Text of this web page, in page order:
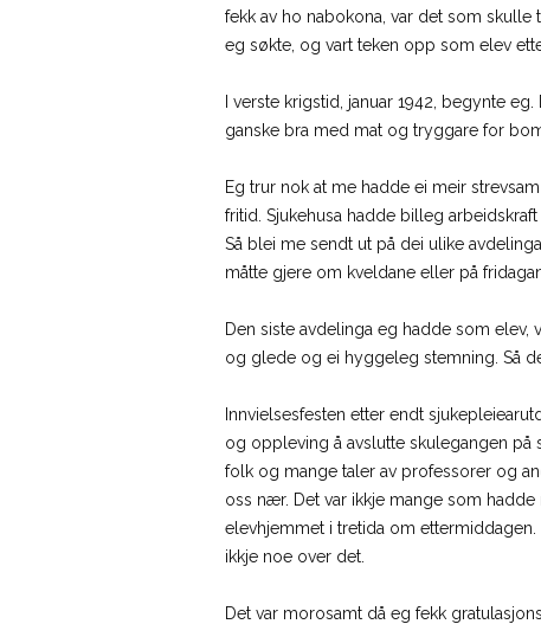
fekk av ho nabokona, var det som skulle
eg søkte, og vart teken opp som elev
I verste krigstid, januar 1942, begynte
ganske bra med mat og tryggare for
Eg trur nok at me hadde ei meir
fritid. Sjukehusa hadde billeg
Så blei me sendt ut på dei ulike
måtte gjere om kveldane eller på
Den siste avdelinga eg hadde som
og glede og ei hyggeleg stemning. Så
Innvielsesfesten etter endt
og oppleving å avslutte skulegangen på
folk og mange taler av professorer og
oss nær. Det var ikkje mange som
elevhjemmet i tretida om
ikkje noe over det.
Det var morosamt då eg fekk